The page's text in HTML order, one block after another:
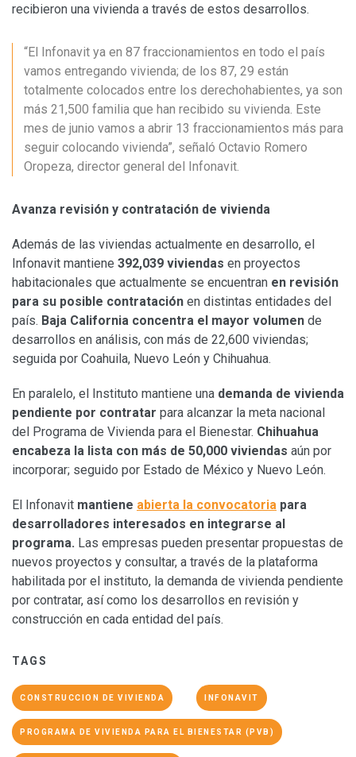
recibieron una vivienda a través de estos desarrollos.
“El Infonavit ya en 87 fraccionamientos en todo el país
vamos entregando vivienda; de los 87, 29 están
totalmente colocados entre los derechohabientes, ya son
más 21,500 familia que han recibido su vivienda. Este
mes de junio vamos a abrir 13 fraccionamientos más para
seguir colocando vivienda”, señaló Octavio Romero
Oropeza, director general del Infonavit.
Avanza revisión y contratación de vivienda
Además de las viviendas actualmente en desarrollo, el
Infonavit mantiene 392,039 viviendas en proyectos
habitacionales que actualmente se encuentran en revisión
para su posible contratación en distintas entidades del
país. Baja California concentra el mayor volumen de
desarrollos en análisis, con más de 22,600 viviendas;
seguida por Coahuila, Nuevo León y Chihuahua.
En paralelo, el Instituto mantiene una demanda de vivienda
pendiente por contratar para alcanzar la meta nacional
del Programa de Vivienda para el Bienestar. Chihuahua
encabeza la lista con más de 50,000 viviendas aún por
incorporar; seguido por Estado de México y Nuevo León.
El Infonavit mantiene abierta la convocatoria para
desarrolladores interesados en integrarse al
programa. Las empresas pueden presentar propuestas de
nuevos proyectos y consultar, a través de la plataforma
habilitada por el instituto, la demanda de vivienda pendiente
por contratar, así como los desarrollos en revisión y
construcción en cada entidad del país.
TAGS
CONSTRUCCION DE VIVIENDA INFONAVIT
PROGRAMA DE VIVIENDA PARA EL BIENESTAR (PVB)